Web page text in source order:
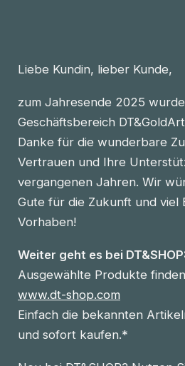
Liebe Kundin, lieber Kunde,
zum Jahresende 2025
Geschäftsbereich
Danke für die wunderbare
Vertrauen und Ihre
vergangenen Jahren. Wir
Gute für die Zukunft und viel
Vorhaben!
Weiter geht es bei DT&SHOP:
Ausgewählte Produkte
www.dt-shop.com
Einfach die bekannten
und sofort kaufen.*